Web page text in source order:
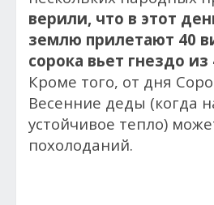
верили, что в этот
землю прилетают 40
сорока вьет гнездо из
Кроме того, от дня
Весенние деды (когда
устойчивое тепло)
похолоданий.